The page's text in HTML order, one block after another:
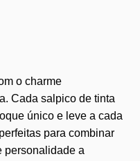
o charme
Cada salpico de tinta
único e leve a cada
para combinar
personalidade a